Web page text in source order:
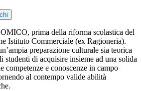
prima della riforma scolastica del
Istituto Commerciale (ex Ragioneria).
preparazione culturale sia teorica
studenti di acquisire insieme ad una solida
competenze e conoscenze in campo
al contempo valide abilità